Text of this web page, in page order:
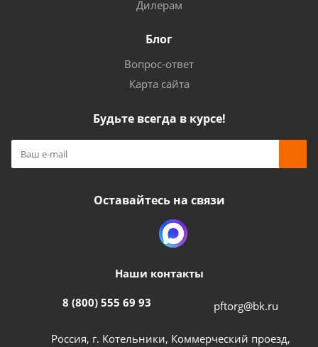
Дилерам
Блог
Вопрос-ответ
Карта сайта
Будьте всегда в курсе!
Оставайтесь на связи
Наши контакты
8 (800) 555 69 93 pftorg@bk.ru
Россия, г. Котельники, Коммерческий проезд,